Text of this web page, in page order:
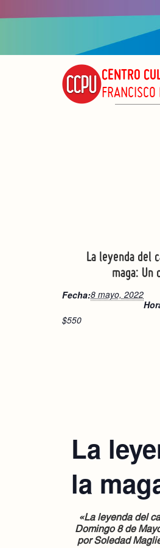
CENTRO
FRANCISCO
La leyenda del
maga: Un
Fecha:8 mayo, 2022
$550
La
la
«La leyenda del
Domingo 8 de
por Soledad